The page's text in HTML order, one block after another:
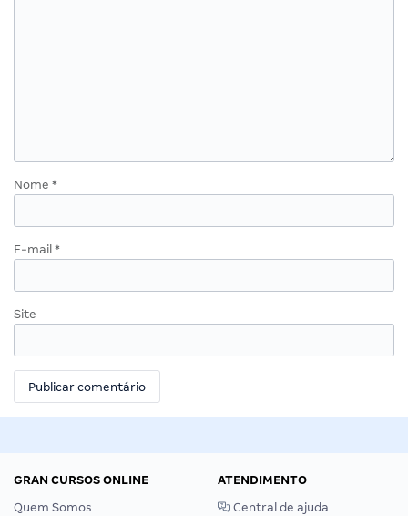
Nome *
E-mail *
Site
GRAN CURSOS ONLINE
Quem Somos
ATENDIMENTO
Central de ajuda